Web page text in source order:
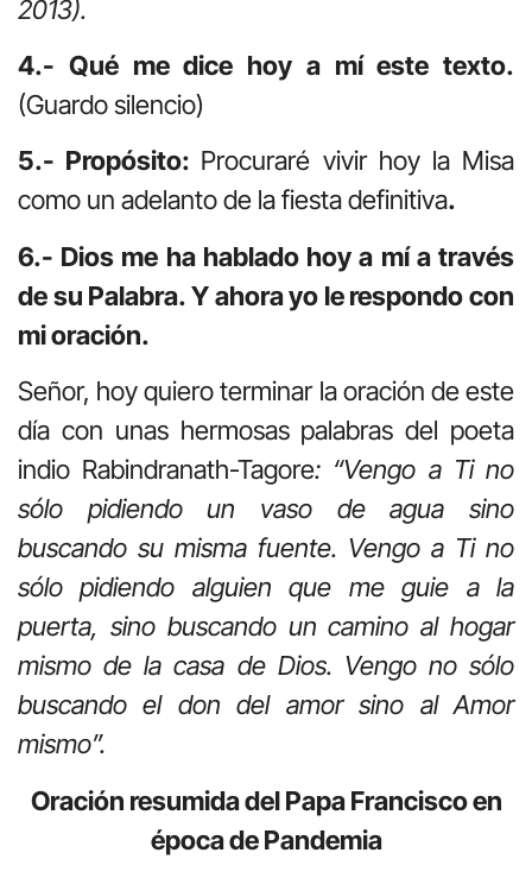
2013).
4.- Qué me dice hoy a mí este texto.
(Guardo silencio)
5.- Propósito: Procuraré vivir hoy la Misa
como un adelanto de la fiesta definitiva.
6.- Dios me ha hablado hoy a mí a través
de su Palabra. Y ahora yo le respondo con
mi oración.
Señor, hoy quiero terminar la oración de este
día con unas hermosas palabras del poeta
indio Rabindranath-Tagore: “Vengo a Ti no
sólo pidiendo un vaso de agua sino
buscando su misma fuente. Vengo a Ti no
sólo pidiendo alguien que me guie a la
puerta, sino buscando un camino al hogar
mismo de la casa de Dios. Vengo no sólo
buscando el don del amor sino al Amor
mismo”.
Oración resumida del Papa Francisco en
época de Pandemia